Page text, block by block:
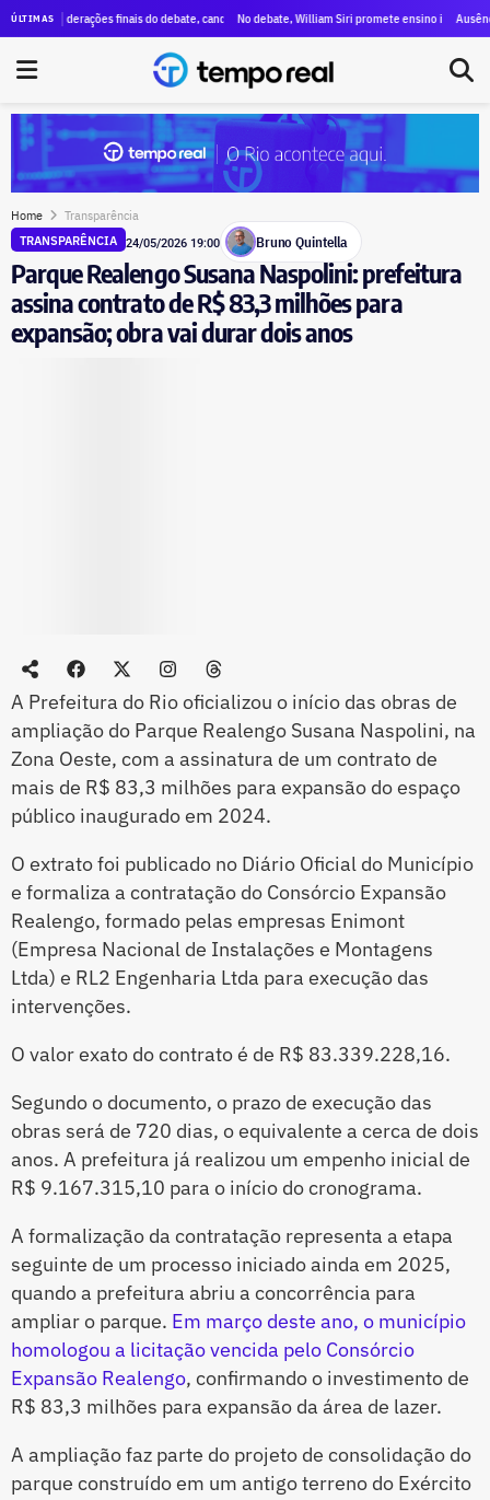
ÚLTIMASa Paes, menções a Bacellar e propostas para segurança e educação
finais do debate, candidatos destacam propostas, citam mudanças e voltam a criticar
No debate, William Siri promete ensino integral nas escolas
Ausência de
Home Transparência
TRANSPARÊNCIA 24/05/2026 19:00 Bruno Quintella
Parque Realengo Susana Naspolini: prefeitura
assina contrato de R$ 83,3 milhões para
expansão; obra vai durar dois anos
A Prefeitura do Rio oficializou o início das obras de
ampliação do Parque Realengo Susana Naspolini, na
Zona Oeste, com a assinatura de um contrato de
mais de R$ 83,3 milhões para expansão do espaço
público inaugurado em 2024.
O extrato foi publicado no Diário Oficial do Município
e formaliza a contratação do Consórcio Expansão
Realengo, formado pelas empresas Enimont
(Empresa Nacional de Instalações e Montagens
Ltda) e RL2 Engenharia Ltda para execução das
intervenções.
O valor exato do contrato é de R$ 83.339.228,16.
Segundo o documento, o prazo de execução das
obras será de 720 dias, o equivalente a cerca de dois
anos. A prefeitura já realizou um empenho inicial de
R$ 9.167.315,10 para o início do cronograma.
A formalização da contratação representa a etapa
seguinte de um processo iniciado ainda em 2025,
quando a prefeitura abriu a concorrência para
ampliar o parque. Em março deste ano, o município
homologou a licitação vencida pelo Consórcio
Expansão Realengo, confirmando o investimento de
R$ 83,3 milhões para expansão da área de lazer.
A ampliação faz parte do projeto de consolidação do
parque construído em um antigo terreno do Exército